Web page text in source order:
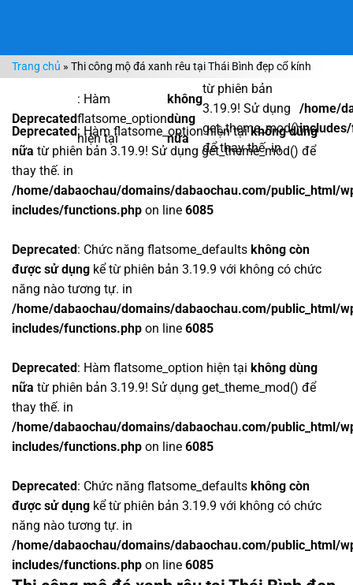
dung
Deprecated
: Hàm
flatsome_option
hiện tại
không
dùng
nữa
từ phiên bản
3.19.9! Sử dụng
get_theme_mod()
để thay thế. in
/home/
Trang chủ » Thi công mộ đá xanh rêu tại Thái Bình đẹp cổ kính
Deprecated: Hàm flatsome_option hiện tạikhông dùng
nữa từ phiên bản 3.19.9! Sử dụng get_theme_mod() để
thay thế. in
/home/dabaochau/domains/dabaochau.com/public_html/
includes/functions.php on line 6085
Deprecated: Chức năng flatsome_defaults không còn
được sử dụng kể từ phiên bản 3.19.9 với không có chức
năng nào tương tự. in
/home/dabaochau/domains/dabaochau.com/public_html/
includes/functions.php on line 6085
Deprecated: Hàm flatsome_option hiện tại không dùng
nữa từ phiên bản 3.19.9! Sử dụng get_theme_mod() để
thay thế. in
/home/dabaochau/domains/dabaochau.com/public_html/
includes/functions.php on line 6085
Deprecated: Chức năng flatsome_defaults không còn
được sử dụng kể từ phiên bản 3.19.9 với không có chức
năng nào tương tự. in
/home/dabaochau/domains/dabaochau.com/public_html/
includes/functions.php on line 6085